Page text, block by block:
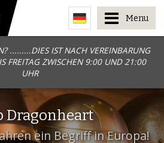
.........DIES IST NACH VEREINBARUNG
FREITAG ZWISCHEN 9:00 UND 21:00
UHR
Menu
Dragonheart
ein Begriff in Europa!